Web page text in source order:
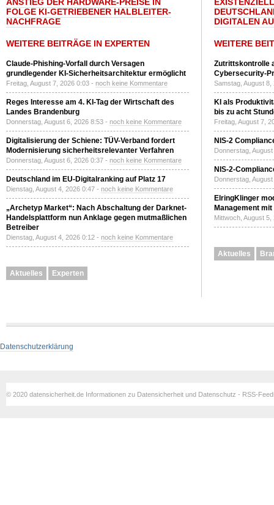
FOLGE KI-GETRIEBENER HALBLEITER-
NACHFRAGE
WEITERE BEITRÄGE IN EXPERTEN
Claude-Phishing-Vorfall durch Versagen
grundlegender KI-Sicherheitsarchitektur ermöglicht
Freitag, August 7, 2026 0:03 - noch keine Kommentare
Reges Interesse am 4. KI-Tag der Wirtschaft des
Landes Brandenburg
Donnerstag, August 6, 2026 8:53 - noch keine Kommentare
Digitalisierung der Schiene: TÜV-Verband fordert
Modernisierung sicherheitsrelevanter Verfahren
Donnerstag, August 6, 2026 0:37 - noch keine Kommentare
Deutschland im EU-Digitalranking auf Platz 17
Dienstag, August 4, 2026 0:47 - noch keine Kommentare
„Archetyp Market“: Nach Abschaltung der Darknet-
Handelsplattform nun Anklage gegen mutmaßlichen
Betreiber
Dienstag, August 4, 2026 0:12 - noch keine Kommentare
Aktuelles Experten
DIGITALEN
WEITERE
Zutrittskontrolle
Cybersecurity-
Samstag, August
KI als
bis zu acht
Freitag, August 7,
NIS-2
Donnerstag,
NIS-2-
Donnerstag,
ElringKlinger
Management
Mittwoch, August
Aktuelles
Datenschutzerklärung
© 2020 datensicherheit.de Informationen zu Datensicherheit und Datenschutz - RSS-